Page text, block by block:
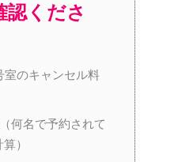
認くださ
のキャンセル料
何名で予約されて
）